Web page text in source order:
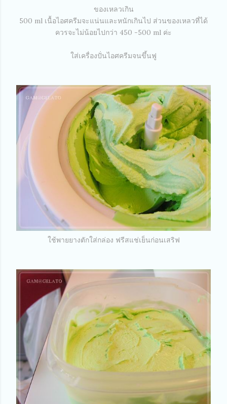
ของเหลวเกิน
500 ml เนื้อไอศครีมจะแน่นและหนักเกินไป ส่วนของเหลวที่ได้
ควรจะไม่น้อยไปกว่า 450 -500 ml ค่ะ
ใส่เครื่องปั่นไอศครีมจนขึ้นฟู
ใช้พายยางตักใส่กล่อง ฟรีสแช่เย็นก่อนเสริฟ